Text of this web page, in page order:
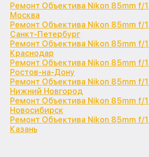
Ремонт Объектива Nikon 85mm f/
Москва
Ремонт Объектива Nikon 85mm f/
Санкт-Петербург
Ремонт Объектива Nikon 85mm f/
Краснодар
Ремонт Объектива Nikon 85mm f/
Ростов-на-Дону
Ремонт Объектива Nikon 85mm f/
Нижний Новгород
Ремонт Объектива Nikon 85mm f/
Новосибирск
Ремонт Объектива Nikon 85mm f/
Казань